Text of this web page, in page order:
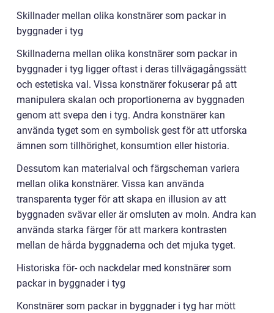
Skillnader mellan olika konstnärer som packar in
byggnader i tyg
Skillnaderna mellan olika konstnärer som packar in
byggnader i tyg ligger oftast i deras tillvägagångssätt
och estetiska val. Vissa konstnärer fokuserar på att
manipulera skalan och proportionerna av byggnaden
genom att svepa den i tyg. Andra konstnärer kan
använda tyget som en symbolisk gest för att utforska
ämnen som tillhörighet, konsumtion eller historia.
Dessutom kan materialval och färgscheman variera
mellan olika konstnärer. Vissa kan använda
transparenta tyger för att skapa en illusion av att
byggnaden svävar eller är omsluten av moln. Andra kan
använda starka färger för att markera kontrasten
mellan de hårda byggnaderna och det mjuka tyget.
Historiska för- och nackdelar med konstnärer som
packar in byggnader i tyg
Konstnärer som packar in byggnader i tyg har mött